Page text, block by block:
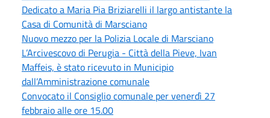
Dedicato a Maria Pia Briziarelli il largo antistante la
Casa di Comunità di Marsciano
Nuovo mezzo per la Polizia Locale di Marsciano
L’Arcivescovo di Perugia - Città della Pieve, Ivan
Maffeis, è stato ricevuto in Municipio
dall’Amministrazione comunale
Convocato il Consiglio comunale per venerdì 27
febbraio alle ore 15.00